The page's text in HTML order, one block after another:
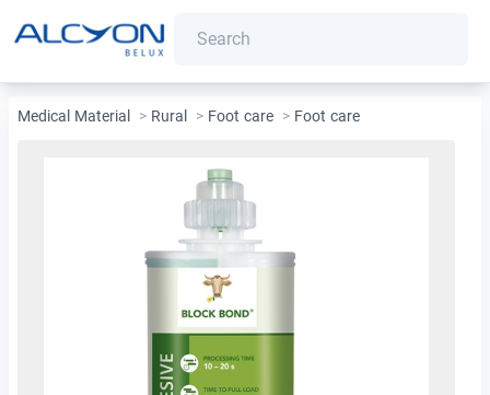
Medical Material > Rural > Foot care > Foot care